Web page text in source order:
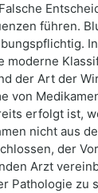
führen.
moderne
der Art der
von
erfolgt ist,
nicht aus
der
Arzt
Pathologie zu